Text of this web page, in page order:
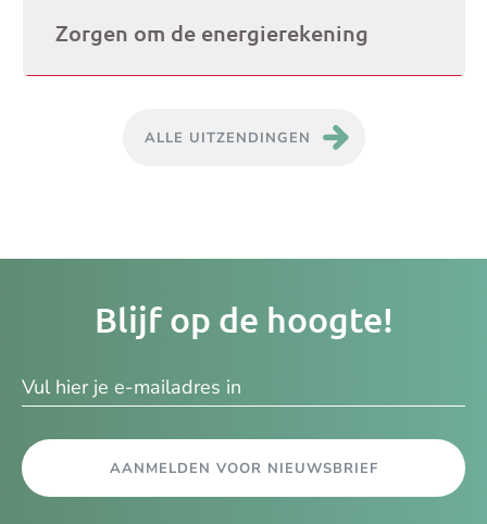
Zorgen om de energierekening
ALLE UITZENDINGEN
Blijf op de hoogte!
AANMELDEN VOOR NIEUWSBRIEF